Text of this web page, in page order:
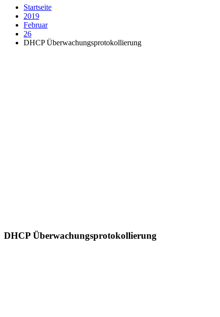
Startseite
2019
Februar
26
DHCP Überwachungsprotokollierung
DHCP Überwachungsprotokollierung